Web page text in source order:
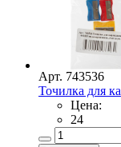
Арт. 743536
Точилка для
Цена:
24